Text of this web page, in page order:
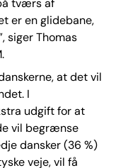
tværs af
er en glidebane,
siger Thomas
at det vil
I
udgift for at
vil begrænse
dansker (36 %)
veje, vil få